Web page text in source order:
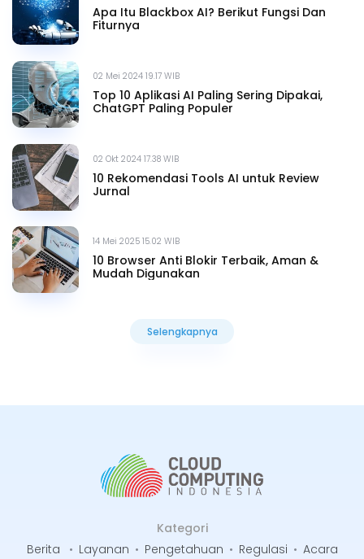
Apa Itu Blackbox AI? Berikut Fungsi Dan
Fiturnya
02 Mei 2024 19.17 WIB
Top 10 Aplikasi AI Paling Sering Dipakai,
ChatGPT Paling Populer
02 Okt 2024 17.38 WIB
10 Rekomendasi Tools AI untuk Review
Jurnal
14 Mei 2025 15.02 WIB
10 Browser Anti Blokir Terbaik, Aman &
Mudah Digunakan
Selengkapnya
Kategori
Berita
• Layanan • Pengetahuan • Regulasi • Acara